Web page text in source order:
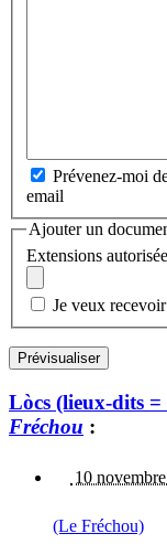
Prévenez-moi
email
Ajouter un
Extensions
Je veux
Lòcs (lieux-dits =
Fréchou :
10
(Le Fréchou)